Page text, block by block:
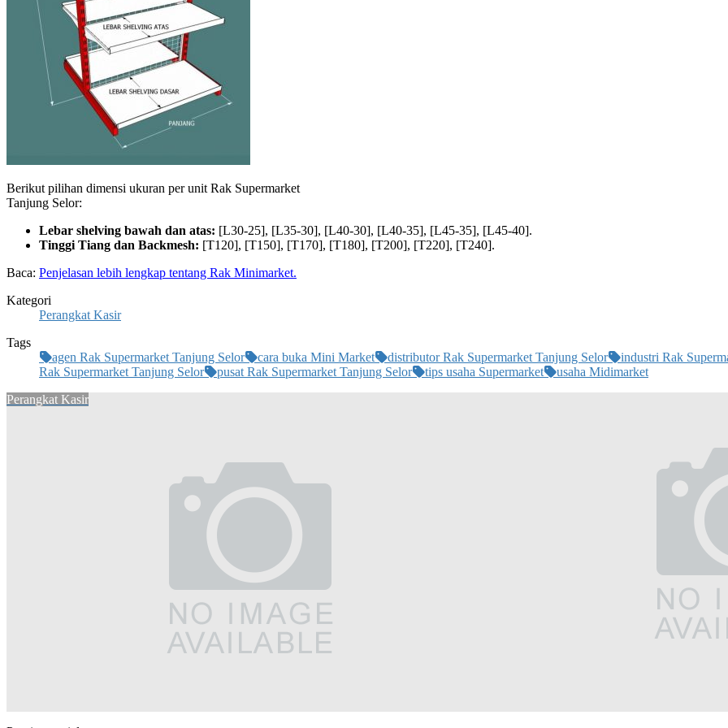
Berikut pilihan dimensi ukuran per unit Rak Supermarket
Tanjung Selor:
Lebar shelving bawah dan atas: [L30-25], [L35-30], [L40-30], [L40-35], [L45-35], [L45-40].
Tinggi Tiang dan Backmesh: [T120], [T150], [T170], [T180], [T200], [T220], [T240].
Baca: Penjelasan lebih lengkap tentang Rak Minimarket.
Kategori
Perangkat Kasir
Tags
agen Rak Supermarket Tanjung Selor
cara buka Mini Market distributor Rak Supermarket Tanjung Selor industri Rak
Rak Supermarket Tanjung Selor
pusat Rak Supermarket Tanjung Selor tips usaha Supermarket
usaha Midimarket
Perangkat Kasir